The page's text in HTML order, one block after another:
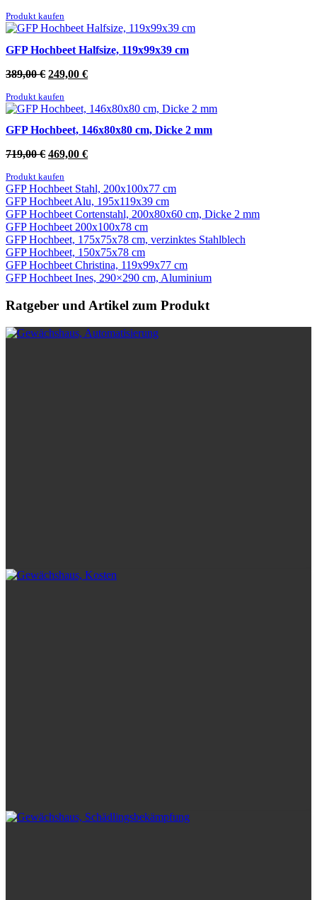
war:
109,90 €74,90 €.
Produkt kaufen
GFP Hochbeet Halfsize, 119x99x39 cm
389,00€ Ursprünglicher
war:
389,00 €
249,00 €Aktueller
249,00 €.
Produkt kaufen
GFP Hochbeet, 146x80x80 cm, Dicke 2 mm
719,00€ Ursprünglicher
war:
719,00 €
469,00 €Aktueller
469,00 €.
Produkt kaufen
GFP Hochbeet Stahl, 200x100x77 cm
GFP Hochbeet Alu, 195x119x39 cm
GFP Hochbeet Cortenstahl, 200x80x60 cm, Dicke 2 mm
GFP Hochbeet 200x100x78 cm
GFP Hochbeet, 175x75x78 cm, verzinktes Stahlblech
GFP Hochbeet, 150x75x78 cm
GFP Hochbeet Christina, 119x99x77 cm
GFP Hochbeet Ines, 290×290 cm, Aluminium
Ratgeber und Artikel zum Produkt